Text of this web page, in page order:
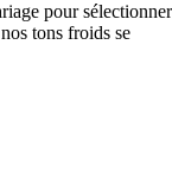
pour sélectionner
tons froids se